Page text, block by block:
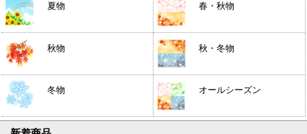
夏物 春・秋物
秋物 秋・冬物
冬物 オールシーズン